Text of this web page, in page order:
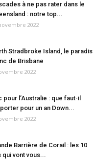
à ne pas rater dans le
: notre top...
2022
Stradbroke Island, le paradis
de Brisbane
2022
pour l’Australie : que faut-il
pour un an Down...
2022
Barrière de Corail : les 10
qui vont vous...